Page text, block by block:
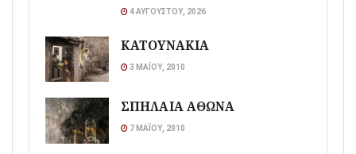
4 ΑΥΓΟΎΣΤΟΥ, 2026
ΚΑΤΟΥΝΑΚΙΑ
3 ΜΑΪ́ΟΥ, 2010
ΣΠΗΛΑΙΑ ΑΘΩΝΑ
7 ΜΑΪ́ΟΥ, 2010